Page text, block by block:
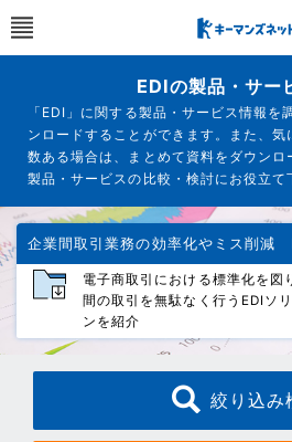
EDIの製品・サー
「EDI」に関する製品・サービス情報を
ンロードすることができます。また、
数ある場合は、まとめて資料をダウンロ
製品・サービスの比較・検討にお役立て
電子商取引における標準化を図
間の取引を無駄なく行うEDIソ
ンを紹介
絞り込み